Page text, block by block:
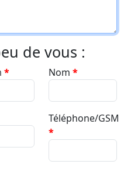
de vous :
* Nom *
Téléphone/GSM
*